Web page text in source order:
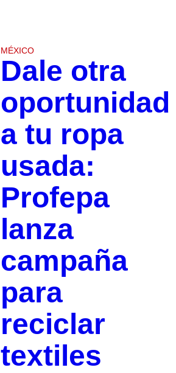
MÉXICO
Dale otra
oportunidad
a tu ropa
usada:
Profepa
lanza
campaña
para
reciclar
textiles